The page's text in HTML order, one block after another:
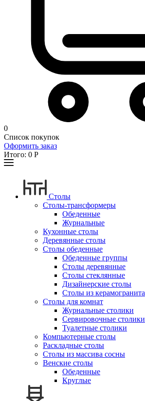
0
Список покупок
Оформить заказ
Итого: 0 Р
Столы
Столы-трансформеры
Обеденные
Журнальные
Кухонные столы
Деревянные столы
Столы обеденные
Обеденные группы
Столы деревянные
Столы стеклянные
Дизайнерские столы
Столы из керамогранита
Столы для комнат
Журнальные столики
Сервировочные столики
Туалетные столики
Компьютерные столы
Раскладные столы
Столы из массива сосны
Венские столы
Обеденные
Круглые